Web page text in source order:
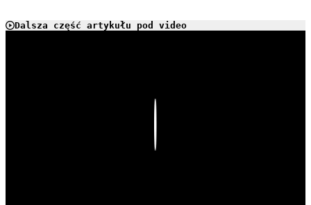
Dalsza część artykułu pod video